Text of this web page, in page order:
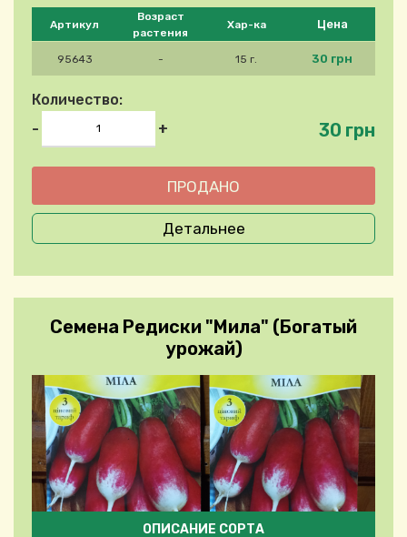
Please select product
Артикул
Возраст
растения
Хар-ка Цена
95643 - 15 г. 30 грн
Количество:
-
+ 30 грн
Детальнее
Семена Редиски "Мила" (Богатый
урожай)
ОПИСАНИЕ СОРТА